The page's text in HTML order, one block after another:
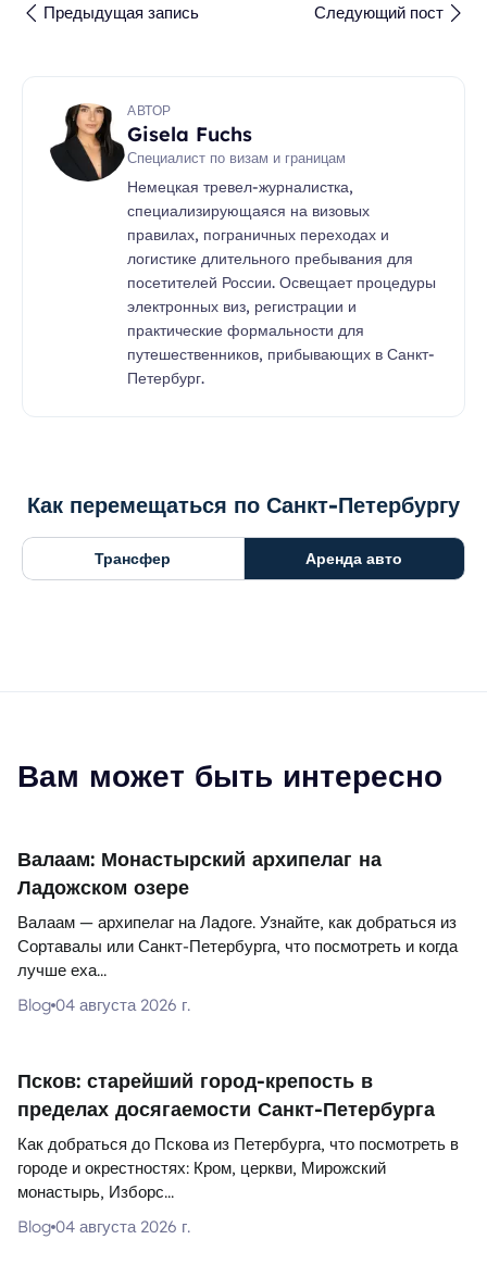
Предыдущая запись Следующий пост
АВТОР
Gisela Fuchs
Специалист по визам и границам
Немецкая тревел-журналистка,
специализирующаяся на визовых
правилах, пограничных переходах и
логистике длительного пребывания для
посетителей России. Освещает процедуры
электронных виз, регистрации и
практические формальности для
путешественников, прибывающих в Санкт-
Петербург.
Как перемещаться по Санкт-Петербургу
Трансфер Аренда авто
Вам может быть интересно
Валаам: Монастырский архипелаг на
Ладожском озере
Валаам — архипелаг на Ладоге. Узнайте, как добраться из
Сортавалы или Санкт-Петербурга, что посмотреть и когда
лучше еха...
Blog 04 августа 2026 г.
Псков: старейший город-крепость в
пределах досягаемости Санкт-Петербурга
Как добраться до Пскова из Петербурга, что посмотреть в
городе и окрестностях: Кром, церкви, Мирожский
монастырь, Изборс...
Blog 04 августа 2026 г.